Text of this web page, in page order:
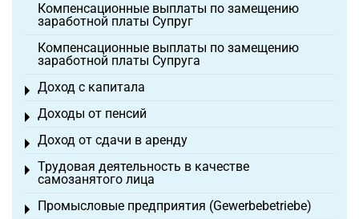
Компенсационные выплаты по замещению
заработной платы Супруг
Компенсационные выплаты по замещению
заработной платы Супруга
Доход с капитала
Toggle menu
Доходы от пенсий
Toggle menu
Доход от сдачи в аренду
Toggle menu
Трудовая деятельность в качестве
самозанятого лица
Toggle menu
Промысловые предприятия (Gewerbebetriebe)
Toggle menu